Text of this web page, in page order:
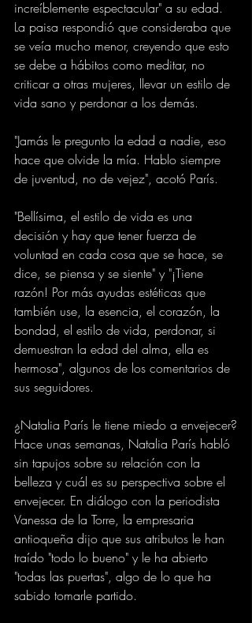
increíblemente espectacular" a su edad.
La paisa respondió que consideraba que
se veía mucho menor, creyendo que esto
se debe a hábitos como meditar, no
criticar a otras mujeres, llevar un estilo de
vida sano y perdonar a los demás.
"Jamás le pregunto la edad a nadie, eso
hace que olvide la mía. Hablo siempre
de juventud, no de vejez", acotó París.
"Bellísima, el estilo de vida es una
decisión y hay que tener fuerza de
voluntad en cada cosa que se hace, se
dice, se piensa y se siente" y "¡Tiene
razón! Por más ayudas estéticas que
también use, la esencia, el corazón, la
bondad, el estilo de vida, perdonar, si
demuestran la edad del alma, ella es
hermosa", algunos de los comentarios de
sus seguidores.
¿Natalia París le tiene miedo a envejecer?
Hace unas semanas, Natalia París habló
sin tapujos sobre su relación con la
belleza y cuál es su perspectiva sobre el
envejecer. En diálogo con la periodista
Vanessa de la Torre, la empresaria
antioqueña dijo que sus atributos le han
traído "todo lo bueno" y le ha abierto
"todas las puertas", algo de lo que ha
sabido tomarle partido.